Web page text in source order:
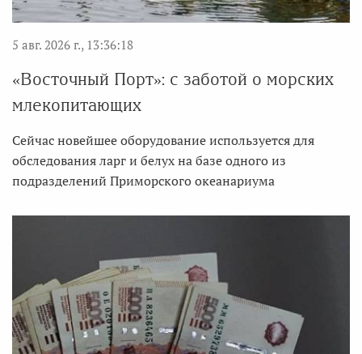
5 авг. 2026 г., 13:36:18
«Восточный Порт»: с заботой о морских
млекопитающих
Сейчас новейшее оборудование используется для
обследования ларг и белух на базе одного из
подразделений Приморского океанариума